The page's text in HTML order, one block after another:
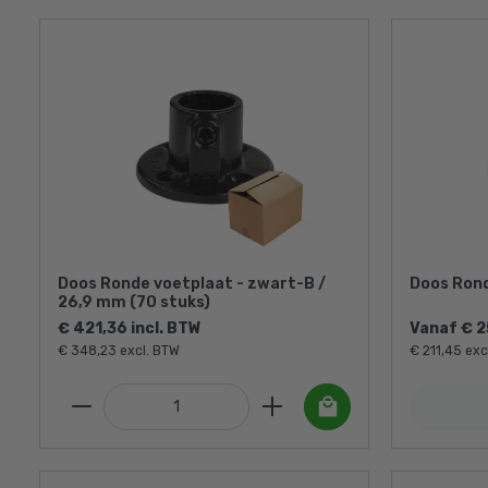
Doos Ronde voetplaat - zwart-B /
26,9 mm (70 stuks)
€ 421,36 incl. BTW
€ 348,23 excl. BTW
Doos
Vanaf €
€ 211,45